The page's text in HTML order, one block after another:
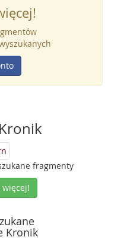
fragmenty
więcej!
Kronik